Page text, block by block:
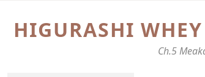
HIGURASHI
Ch.5